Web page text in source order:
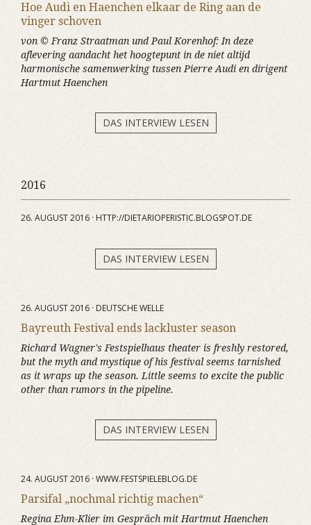
Hoe Audi en Haenchen elkaar de Ring aan de
vinger schoven
von © Franz Straatman und Paul Korenhof: In deze
aflevering aandacht het hoogtepunt in de niet altijd
harmonische samenwerking tussen Pierre Audi en dirigent
Hartmut Haenchen
DAS INTERVIEW LESEN
2016
26. AUGUST 2016 · HTTP://DIETARIOPERISTIC.BLOGSPOT.DE
DAS INTERVIEW LESEN
26. AUGUST 2016 · DEUTSCHE WELLE
Bayreuth Festival ends lackluster season
Richard Wagner's Festspielhaus theater is freshly restored,
but the myth and mystique of his festival seems tarnished
as it wraps up the season. Little seems to excite the public
other than rumors in the pipeline.
DAS INTERVIEW LESEN
24. AUGUST 2016 · WWW.FESTSPIELEBLOG.DE
Parsifal „nochmal richtig machen“
Regina Ehm-Klier im Gespräch mit Hartmut Haenchen